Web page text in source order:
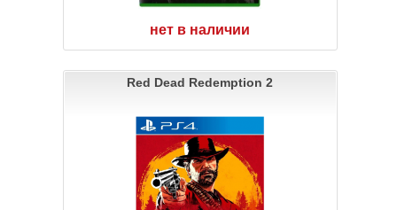
нет в наличии
Red Dead Redemption 2